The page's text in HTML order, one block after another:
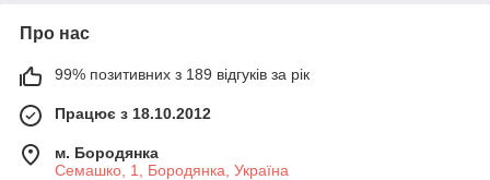
Про нас
99% позитивних з 189 відгуків за рік
Працює з 18.10.2012
м. Бородянка
Семашко, 1, Бородянка, Україна